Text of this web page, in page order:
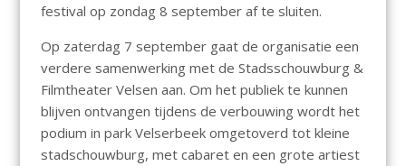
festival op zondag 8 september af te sluiten.
Op zaterdag 7 september gaat de organisatie een
verdere samenwerking met de Stadsschouwburg &
Filmtheater Velsen aan. Om het publiek te kunnen
blijven ontvangen tijdens de verbouwing wordt het
podium in park Velserbeek omgetoverd tot kleine
stadschouwburg, met cabaret en een grote artiest